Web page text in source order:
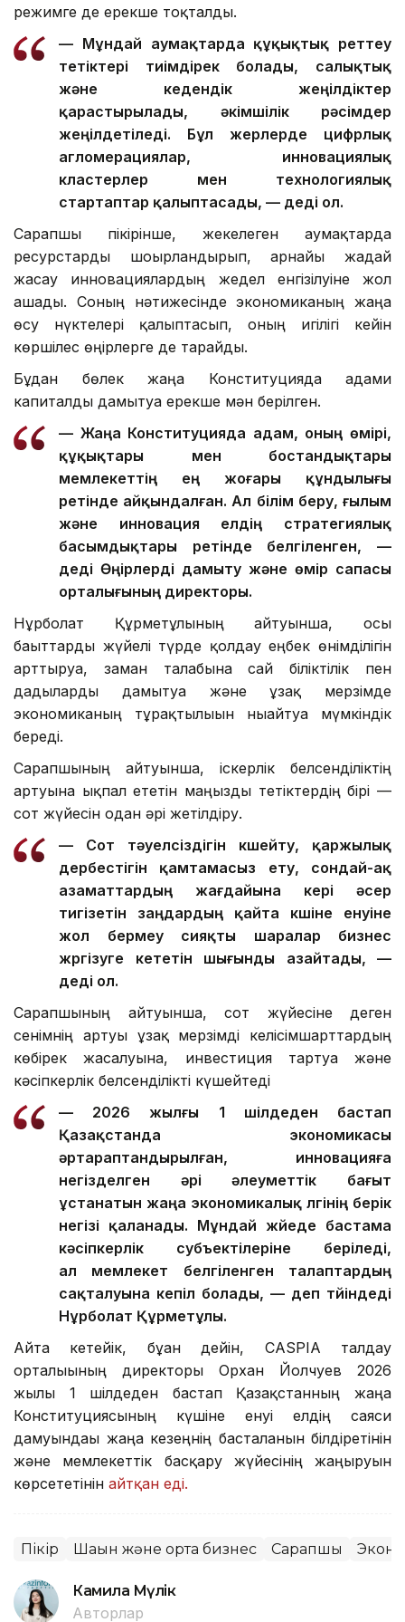
режимге де ерекше тоқталды.
— Мұндай аумақтарда құқықтық реттеу
тетіктері тиімдірек болады, салықтық
және кедендік жеңілдіктер
қарастырылады, әкімшілік рәсімдер
жеңілдетіледі. Бұл жерлерде цифрлық
агломерациялар, инновациялық
кластерлер мен технологиялық
стартаптар қалыптасады, — деді ол.
Сарапшы пікірінше, жекелеген аумақтарда
ресурстарды шоғырландырып, арнайы жағдай
жасау инновациялардың жедел енгізілуіне жол
ашады. Соның нәтижесінде экономиканың жаңа
өсу нүктелері қалыптасып, оның игілігі кейін
көршілес өңірлерге де тарайды.
Бұдан бөлек жаңа Конституцияда адами
капиталды дамытуға ерекше мән берілген.
— Жаңа Конституцияда адам, оның өмірі,
құқықтары мен бостандықтары
мемлекеттің ең жоғары құндылығы
ретінде айқындалған. Ал білім беру, ғылым
және инновация елдің стратегиялық
басымдықтары ретінде белгіленген, —
деді Өңірлерді дамыту және өмір сапасы
орталығының директоры.
Нұрболат Құрметұлының айтуынша, осы
бағыттарды жүйелі түрде қолдау еңбек өнімділігін
арттыруға, заман талабына сай біліктілік пен
дағдыларды дамытуға және ұзақ мерзімде
экономиканың тұрақтылығын нығайтуға мүмкіндік
береді.
Сарапшының айтуынша, іскерлік белсенділіктің
артуына ықпал ететін маңызды тетіктердің бірі —
сот жүйесін одан әрі жетілдіру.
— Сот тәуелсіздігін күшейту, қаржылық
дербестігін қамтамасыз ету, сондай-ақ
азаматтардың жағдайына кері әсер
тигізетін заңдардың қайта күшіне енуіне
жол бермеу сияқты шаралар бизнес
жүргізуге кететін шығынды азайтады, —
деді ол.
Сарапшының айтуынша, сот жүйесіне деген
сенімнің артуы ұзақ мерзімді келісімшарттардың
көбірек жасалуына, инвестиция тартуға және
кәсіпкерлік белсенділікті күшейтеді
— 2026 жылғы 1 шілдеден бастап
Қазақстанда экономикасы
әртараптандырылған, инновацияға
негізделген әрі әлеуметтік бағыт
ұстанатын жаңа экономикалық үлгінің берік
негізі қаланады. Мұндай жүйеде бастама
кәсіпкерлік субъектілеріне беріледі,
ал мемлекет белгіленген талаптардың
сақталуына кепіл болады, — деп түйіндеді
Нұрболат Құрметұлы.
Айта кетейік, бұған дейін, CASPIA талдау
орталығының директоры Орхан Йолчуев 2026
жылғы 1 шілдеден бастап Қазақстанның жаңа
Конституциясының күшіне енуі елдің саяси
дамуындағы жаңа кезеңнің басталғанын білдіретінін
және мемлекеттік басқару жүйесінің жаңғыруын
көрсететінін айтқан еді.
Пікір Шағын және орта бизнес Сарапшы
Камила Мүлік
Авторлар